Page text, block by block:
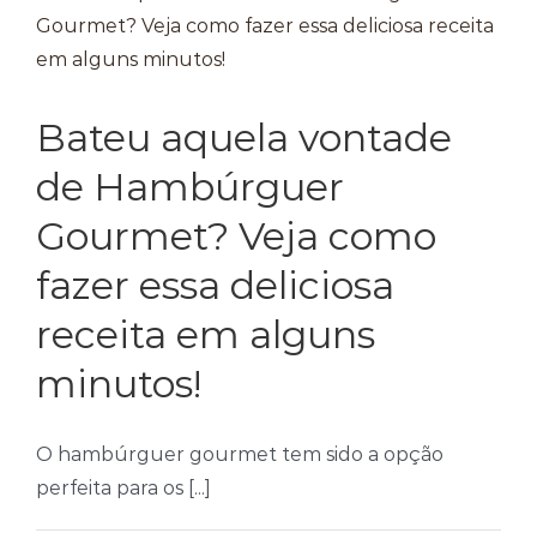
Bateu aquela vontade
de Hambúrguer
Gourmet? Veja como
fazer essa deliciosa
receita em alguns
minutos!
O hambúrguer gourmet tem sido a opção
perfeita para os [...]